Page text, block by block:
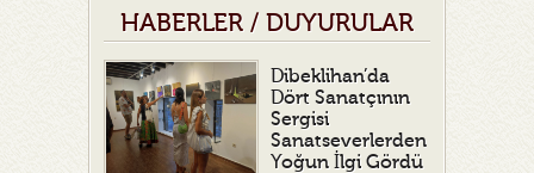
HABERLER / DUYURULAR
Dibeklihan’da
Dört Sanatçının
Sergisi
Sanatseverlerden
Yoğun İlgi Gördü